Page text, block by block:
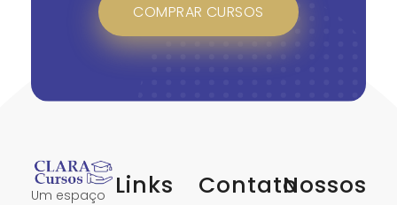
COMPRAR CURSOS
Um espaço
Links
ContatoNossos